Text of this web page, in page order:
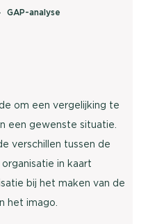
GAP-analyse
om een vergelijking te
een gewenste situatie.
verschillen tussen de
in kaart
bij het maken van de
het imago.